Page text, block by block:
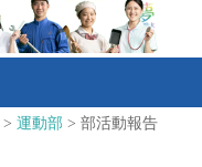
>運動部 > 部活動報告